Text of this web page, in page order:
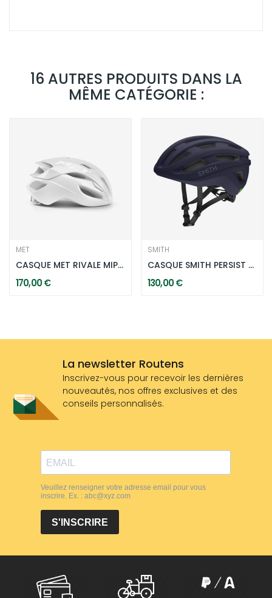
16 AUTRES PRODUITS DANS LA
MÊME CATÉGORIE :
MET
CASQUE MET RIVALE MIPS EDITION LIMITEE PURE WHITE
170,00 €
SMITH
CASQUE SMITH PERSIST MIPS - BLEU MARINE
130,00 €
La newsletter Routens
Inscrivez-vous pour recevoir les dernières
nouveautés, nos offres exclusives et des
conseils personnalisés.